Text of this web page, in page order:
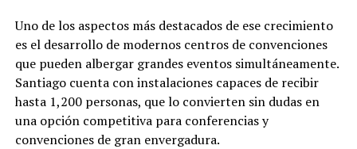
Uno de los aspectos más destacados de ese crecimiento
es el desarrollo de modernos centros de convenciones
que pueden albergar grandes eventos simultáneamente.
Santiago cuenta con instalaciones capaces de recibir
hasta 1,200 personas, que lo convierten sin dudas en
una opción competitiva para conferencias y
convenciones de gran envergadura.